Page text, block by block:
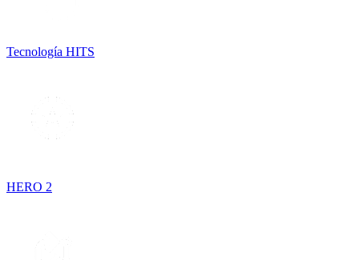
Tecnología HITS
HERO 2